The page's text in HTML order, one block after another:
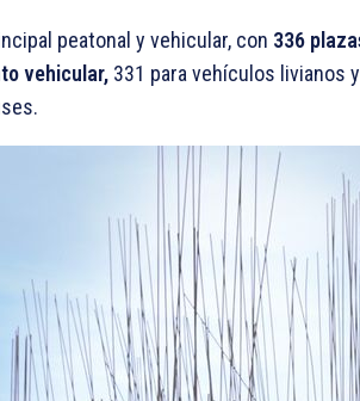
peatonal y vehicular, con 336
vehicular, 331 para vehículos livianos y